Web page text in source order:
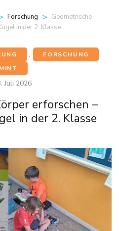
Forschung > Geometrische
in der 2. Klasse
, FORSCHUNG
,
MINT
Juli 2026
erforschen –
in der 2. Klasse